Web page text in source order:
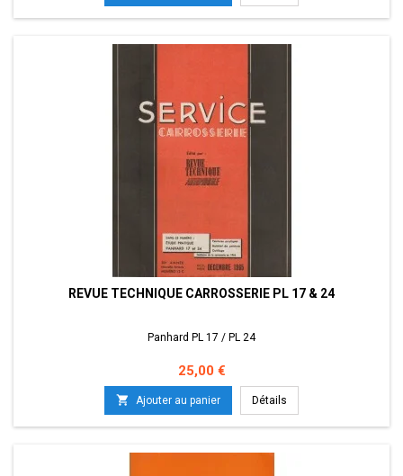
REVUE TECHNIQUE CARROSSERIE PL 17 & 24
Panhard PL 17 / PL 24
Prix
25,00 €
 Ajouter au panier Détails